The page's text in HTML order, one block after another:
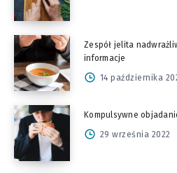
Zespół jelita
informacje
14 października
Kompulsywne
29 września 2022